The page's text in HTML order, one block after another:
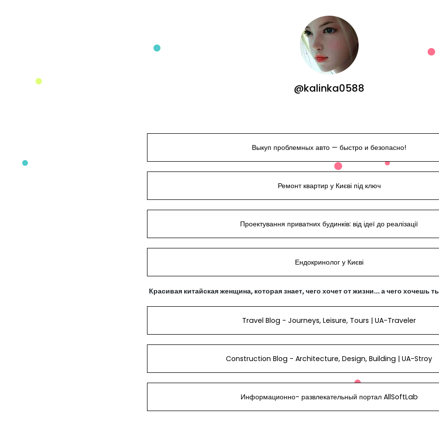
@kalinka0588
Выкуп проблемных авто — быстро и безопасно!
Ремонт квартир у Києві під ключ
Проектування приватних будинків: від ідеї до реалізації
Ендокринолог у Києві
Красивая китайская женщина, которая знает, чего хочет от жизни... а чего хочешь
Travel Blog - Journeys, Leisure, Tours | UA-Traveler
Construction Blog - Architecture, Design, Building | UA-Stroy
Информационно- развлекательный портал AllSoftLab